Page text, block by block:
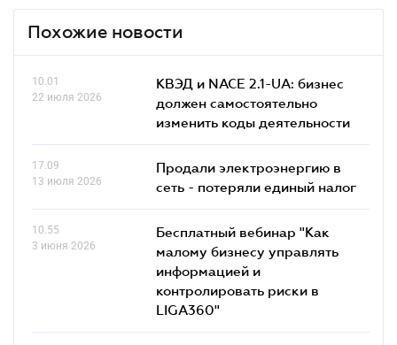
Похожие новости
10.01
22 июля 2026
КВЭД и NACE 2.1-UA: бизнес
должен самостоятельно
изменить коды деятельности
17.09
13 июля 2026
Продали электроэнергию в
сеть - потеряли единый налог
10.55
3 июня 2026
Бесплатный вебинар "Как
малому бизнесу управлять
информацией и
контролировать риски в
LIGA360"